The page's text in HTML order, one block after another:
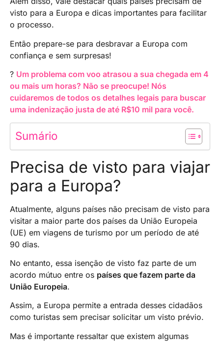
visto para a Europa e dicas importantes para facilitar
o processo.
Então prepare-se para desbravar a Europa com
confiança e sem surpresas!
? Um problema com voo atrasou a sua chegada em 4
ou mais um horas? Não se preocupe! Nós
cuidaremos de todos os detalhes legais para buscar
uma indenização justa de até R$10 mil para você.
Sumário
Precisa de visto para viajar
para a Europa?
Atualmente, alguns países não precisam de visto para
visitar a maior parte dos países da União Europeia
(UE) em viagens de turismo por um período de até
90 dias.
No entanto, essa isenção de visto faz parte de um
acordo mútuo entre os países que fazem parte da
União Europeia.
Assim, a Europa permite a entrada desses cidadãos
como turistas sem precisar solicitar um visto prévio.
Mas é importante ressaltar que existem algumas